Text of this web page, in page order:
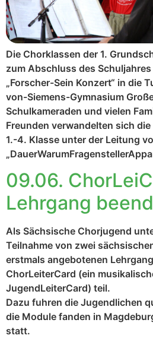
Die Chorklassen der 1.
zum Abschluss des
„Forscher-Sein Konzert“ in die
von-Siemens-Gymnasium
Schulkameraden und vielen
Freunden verwandelten sich
1.-4. Klasse unter der Leitung
09.06.
Lehrgang
Als Sächsische Chorjugend
Teilnahme von zwei
erstmals angebotenen
ChorLeiterCard (ein
JugendLeiterCard) teil.
Dazu fuhren die Jugendlichen
die Module fanden in
statt.